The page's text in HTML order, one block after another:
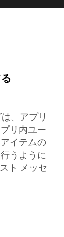
、アプリ
リ内ユー
イテムの
うように
ト メッセ